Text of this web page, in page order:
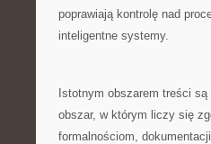
poprawiają kontrolę nad
inteligentne systemy.
Istotnym obszarem treści
obszar, w którym liczy się
formalnościom,